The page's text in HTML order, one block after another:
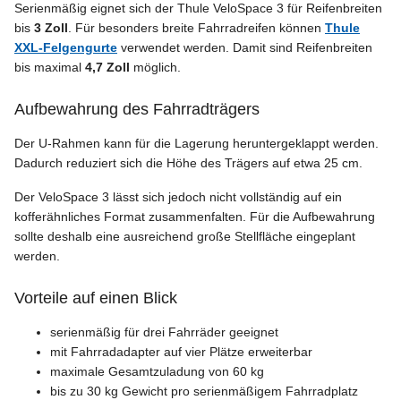
Serienmäßig eignet sich der Thule VeloSpace 3 für Reifenbreiten
bis 3 Zoll . Für besonders breite Fahrradreifen können Thule
XXL-Felgengurte verwendet werden. Damit sind Reifenbreiten
bis maximal 4,7 Zoll möglich.
Aufbewahrung des Fahrradträgers
Der U-Rahmen kann für die Lagerung heruntergeklappt werden.
Dadurch reduziert sich die Höhe des Trägers auf etwa 25 cm.
Der VeloSpace 3 lässt sich jedoch nicht vollständig auf ein
kofferähnliches Format zusammenfalten. Für die Aufbewahrung
sollte deshalb eine ausreichend große Stellfläche eingeplant
werden.
Vorteile auf einen Blick
serienmäßig für drei Fahrräder geeignet
mit Fahrradadapter auf vier Plätze erweiterbar
maximale Gesamtzuladung von 60 kg
bis zu 30 kg Gewicht pro serienmäßigem Fahrradplatz